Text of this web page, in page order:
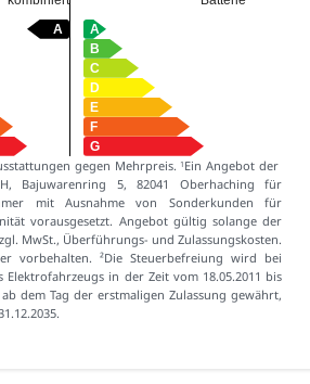
gegen Mehrpreis. 1 Ein Angebot der
Bajuwarenring 5, 82041 Oberhaching für
mit Ausnahme von Sonderkunden für
vorausgesetzt. Angebot gültig solange der
MwSt., Überführungs- und Zulassungskosten.
vorbehalten. ²Die Steuerbefreiung wird bei
Elektrofahrzeugs in der Zeit vom 18.05.2011 bis
ab dem Tag der erstmaligen Zulassung gewährt,